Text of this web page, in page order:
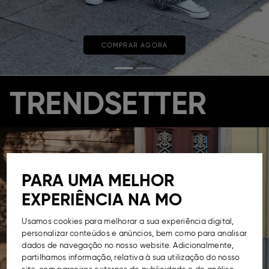
COMPRAR AGORA
TRENDSETTER
PARA UMA MELHOR
EXPERIÊNCIA NA MO
Usamos cookies para melhorar a sua experiência digital,
personalizar conteúdos e anúncios, bem como para analisar
dados de navegação no nosso website. Adicionalmente,
partilhamos informação, relativa à sua utilização do nosso